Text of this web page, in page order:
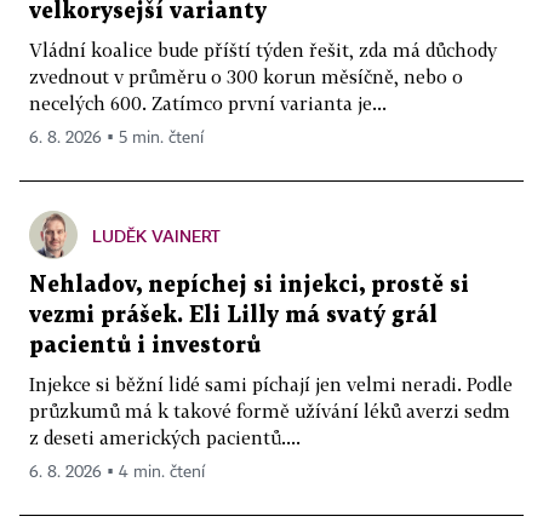
velkorysejší varianty
Vládní koalice bude příští týden řešit, zda má důchody
zvednout v průměru o 300 korun měsíčně, nebo o
necelých 600. Zatímco první varianta je...
6. 8. 2026 ▪ 5 min. čtení
LUDĚK VAINERT
Nehladov, nepíchej si injekci, prostě si
vezmi prášek. Eli Lilly má svatý grál
pacientů i investorů
Injekce si běžní lidé sami píchají jen velmi neradi. Podle
průzkumů má k takové formě užívání léků averzi sedm
z deseti amerických pacientů....
6. 8. 2026 ▪ 4 min. čtení